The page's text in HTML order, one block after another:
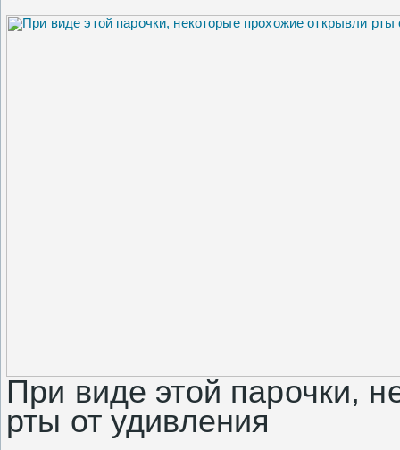
При виде этой парочки,
рты от удивления